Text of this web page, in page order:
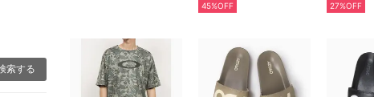
45%OFF 27%OFF